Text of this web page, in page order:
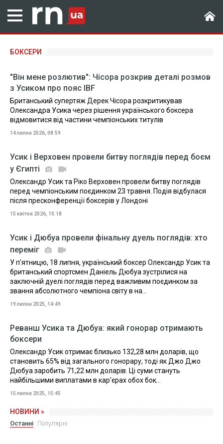
БОКСЕРИ
"Він мене розлютив": Чісора розкрив деталі розмов
з Усиком про пояс IBF
Британський супертяж Дерек Чісора розкритикував
Олександра Усика через рішення українського боксера
відмовитися від частини чемпіонських титулів
14 липня 2026, 08:59
Усик і Верховен провели битву поглядів перед боєм
у Єгипті
Олександр Усик та Ріко Верховен провели битву поглядів
перед чемпіонським поєдинком 23 травня. Подія відбулася
після пресконференції боксерів у Лондоні
15 квітня 2026, 10:18
Усик і Дюбуа провели фінальну дуель поглядів: хто
переміг
У п'ятницю, 18 липня, український боксер Олександр Усик та
британський спортсмен Даніель Дюбуа зустрілися на
заключній дуелі поглядів перед важливим поєдинком за
звання абсолютного чемпіона світу в на...
19 липня 2025, 14:49
Реванш Усика та Дюбуа: який гонорар отримають
боксери
Олександр Усик отримає близько 132,28 млн доларів, що
становить 65% від загального гонорару, тоді як Джо Джо
Дюбуа заробить 71,22 млн доларів. Ці суми стануть
найбільшими виплатами в кар'єрах обох бок...
15 липня 2025, 15:45
НОВИНИ »
Останні Популярні